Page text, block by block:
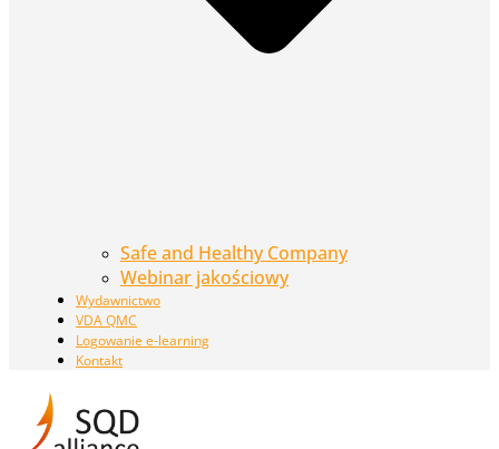
Safe and Healthy Company
Webinar jakościowy
Wydawnictwo
VDA QMC
Logowanie e-learning
Kontakt